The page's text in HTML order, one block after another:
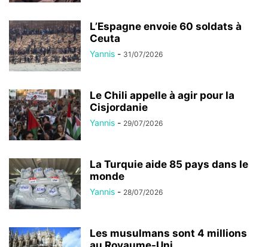
L’Espagne envoie 60 soldats à
Ceuta
Yannis - 31/07/2026
Le Chili appelle à agir pour la
Cisjordanie
Yannis - 29/07/2026
La Turquie aide 85 pays dans le
monde
Yannis - 28/07/2026
Les musulmans sont 4 millions